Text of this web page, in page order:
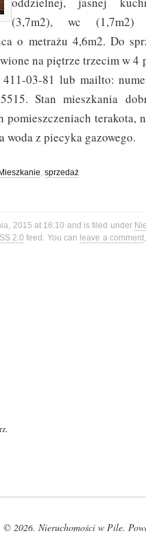
(3,7m2), wc (1,7m2)
o metrażu 4,6m2. Do
na piętrze trzecim w
03-81 lub mailto:
Stan mieszkania
pomieszczeniach terakota,
woda z piecyka gazowego.
Mieszkanie, sprzedaż
2015 at 16:10 and is filed under
2.0 feed. You can leave a comment
© 2026. Nieruchomości w Pile.